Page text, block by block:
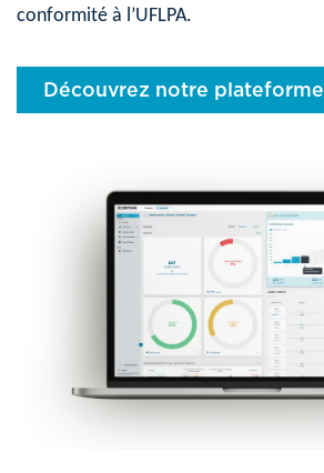
conformité à l’UFLPA.
Découvrez notre plateforme